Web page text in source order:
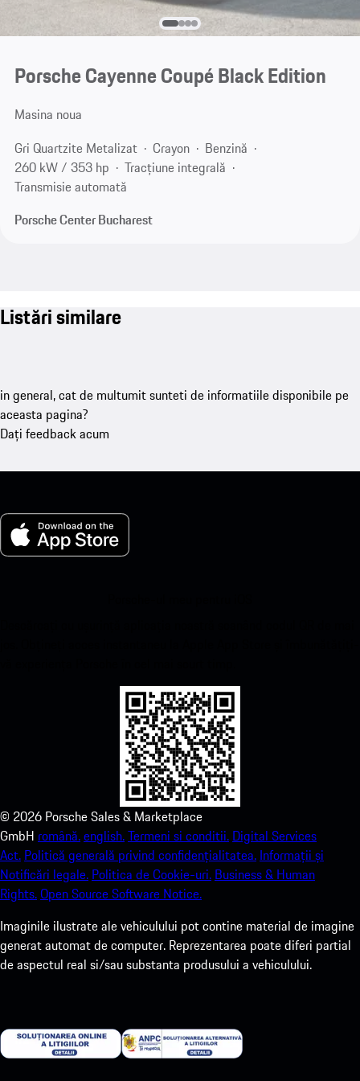
Porsche Cayenne Coupé Black Edition
Masina noua
Gri Quartzite Metalizat
Crayon
Benzină
260 kW / 353 hp
Tracțiune integrală
Transmisie automată
Porsche Center Bucharest
Listări similare
in general, cat de multumit sunteti de informatiile disponibile pe
aceasta pagina?
Dați feedback acum
© 2026 Porsche Sales & Marketplace
GmbH română.english.Termeni si conditii. Digital Services
Act. Politică generală privind confidențialitatea. Informații și
Notificări legale. Politica de Cookie-uri. Business & Human
Rights.Open Source Software Notice.
Imaginile ilustrate ale vehiculului pot contine material de imagine
generat automat de computer. Reprezentarea poate diferi partial
de aspectul real si/sau substanta produsului a vehiculului.